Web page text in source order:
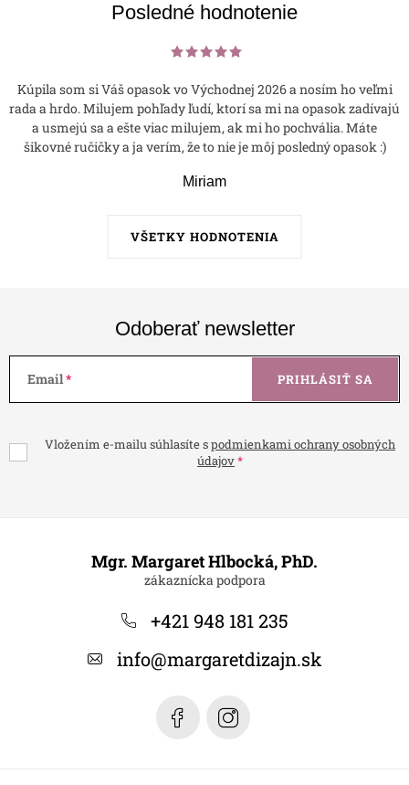
Posledné hodnotenie
VŠETKY HODNOTENIA
Kúpila som si Váš opasok vo Východnej 2026 a nosím ho veľmi
rada a hrdo. Milujem pohľady ľudí, ktorí sa mi na opasok zadívajú
a usmejú sa a ešte viac milujem, ak mi ho pochvália. Máte
šikovné ručičky a ja verím, že to nie je môj posledný opasok :)
Miriam
Odoberať newsletter
Email
Vložením e-mailu súhlasíte spodmienkami ochrany osobných
údajov
PRIHLÁSIŤ SA
Mgr. Margaret Hlbocká, PhD.
+421 948 181 235
info@margaretdizajn.sk